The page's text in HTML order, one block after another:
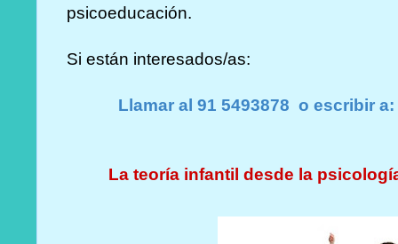
psicoeducación.
Si están interesados/as:
Llamar al 91 5493878 o escribir
La teoría infantil desde la